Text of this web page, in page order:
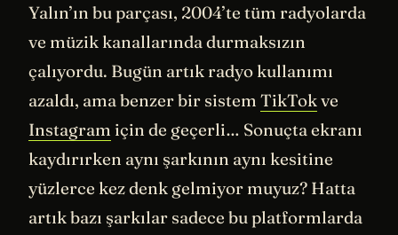
Yalın’ın bu parçası, 2004’te tüm radyolarda
ve müzik kanallarında durmaksızın
çalıyordu. Bugün artık radyo kullanımı
azaldı, ama benzer bir sistem TikTokve
Instagram için de geçerli… Sonuçta ekranı
kaydırırken aynı şarkının aynı kesitine
yüzlerce kez denk gelmiyor muyuz? Hatta
artık bazı şarkılar sadece bu platformlarda